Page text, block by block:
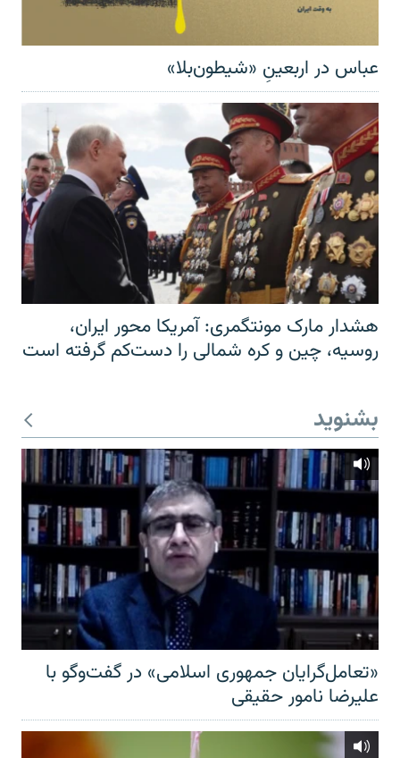
عباس در اربعینِ «شیطون‌بلا»
هشدار مارک مونتگمری: آمریکا محور ایران،
روسیه، چین و کره شمالی را دست‌کم گرفته است
بشنوید
«تعامل‌گرایان جمهوری اسلامی» در گفت‌وگو با
علیرضا نامور حقیقی